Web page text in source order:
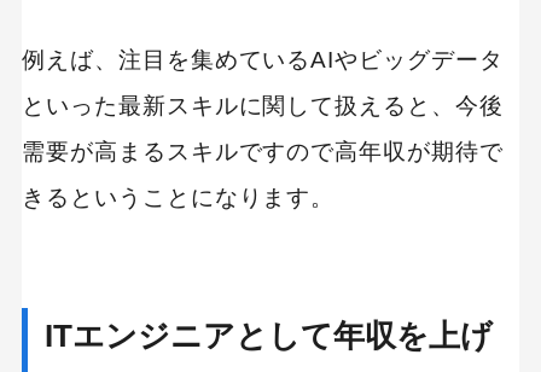
例えば、注目を集めているAIやビッグデータ
といった最新スキルに関して扱えると、今後
需要が高まるスキルですので高年収が期待で
きるということになります。
ITエンジニアとして年収を上げ